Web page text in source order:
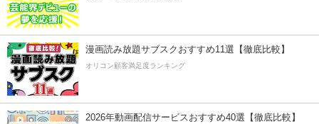
漫画読み放題サブスクおすすめ11選【徹底比較】
オリコン顧客満足度ランキング
2026年動画配信サービスおすすめ40選【徹底比較】